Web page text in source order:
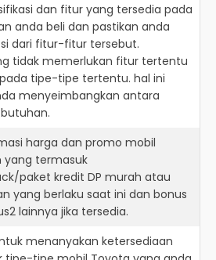
dan fitur yang tersedia pada
anda beli dan pastikan anda
dari fitur-fitur tersebut.
tidak memerlukan fitur tertentu
tipe-tipe tertentu. hal ini
menyeimbangkan antara
harga dan promo mobil
yang termasuk
paket kredit DP murah atau
yang berlaku saat ini dan bonus
lainnya jika tersedia.
menanyakan ketersediaan